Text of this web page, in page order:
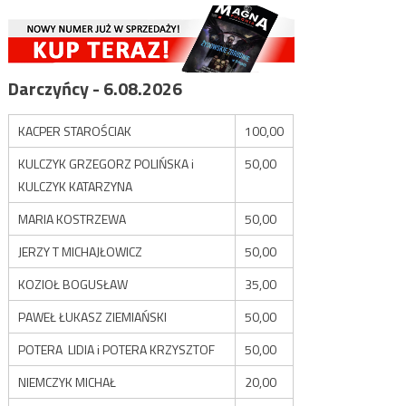
Darczyńcy - 6.08.2026
KACPER STAROŚCIAK
100,00
KULCZYK GRZEGORZ POLIŃSKA i
KULCZYK KATARZYNA
50,00
MARIA KOSTRZEWA
50,00
JERZY T MICHAJŁOWICZ
50,00
KOZIOŁ BOGUSŁAW
35,00
PAWEŁ ŁUKASZ ZIEMIAŃSKI
50,00
POTERA LIDIA i POTERA KRZYSZTOF
50,00
NIEMCZYK MICHAŁ
20,00